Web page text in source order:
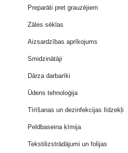
Preparāti pret grauzējiem
Zāles sēklas
Aizsardzības aprīkojums
Smidzinātāji
Dārza darbarīki
Ūdens tehnoloģija
Tīrīšanas un dezinfekcijas līdzekļi
Peldbaseina ķīmija
Tekstilizstrādājumi un folijas